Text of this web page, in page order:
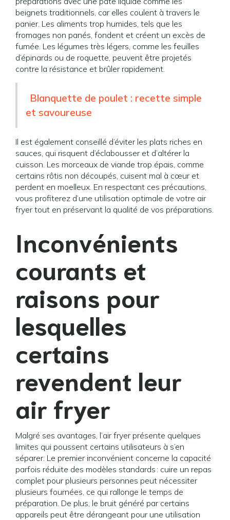
beignets traditionnels, car elles coulent à travers le
panier. Les aliments trop humides, tels que les
fromages non panés, fondent et créent un excès de
fumée. Les légumes très légers, comme les feuilles
d’épinards ou de roquette, peuvent être projetés
contre la résistance et brûler rapidement.
Blanquette de poulet : recette simple
et savoureuse
Il est également conseillé d’éviter les plats riches en
sauces, qui risquent d’éclabousser et d’altérer la
cuisson. Les morceaux de viande trop épais, comme
certains rôtis non découpés, cuisent mal à cœur et
perdent en moelleux. En respectant ces précautions,
vous profiterez d’une utilisation optimale de votre air
fryer tout en préservant la qualité de vos préparations.
Inconvénients
courants et
raisons pour
lesquelles
certains
revendent leur
air fryer
Malgré ses avantages, l’air fryer présente quelques
limites qui poussent certains utilisateurs à s’en
séparer. Le premier inconvénient concerne la capacité
parfois réduite des modèles standards : cuire un repas
complet pour plusieurs personnes peut nécessiter
plusieurs fournées, ce qui rallonge le temps de
préparation. De plus, le bruit généré par certains
appareils peut être dérangeant pour une utilisation